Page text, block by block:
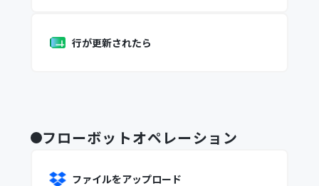
行が更新されたら
フローボットオペレーション
ファイルをアップロード